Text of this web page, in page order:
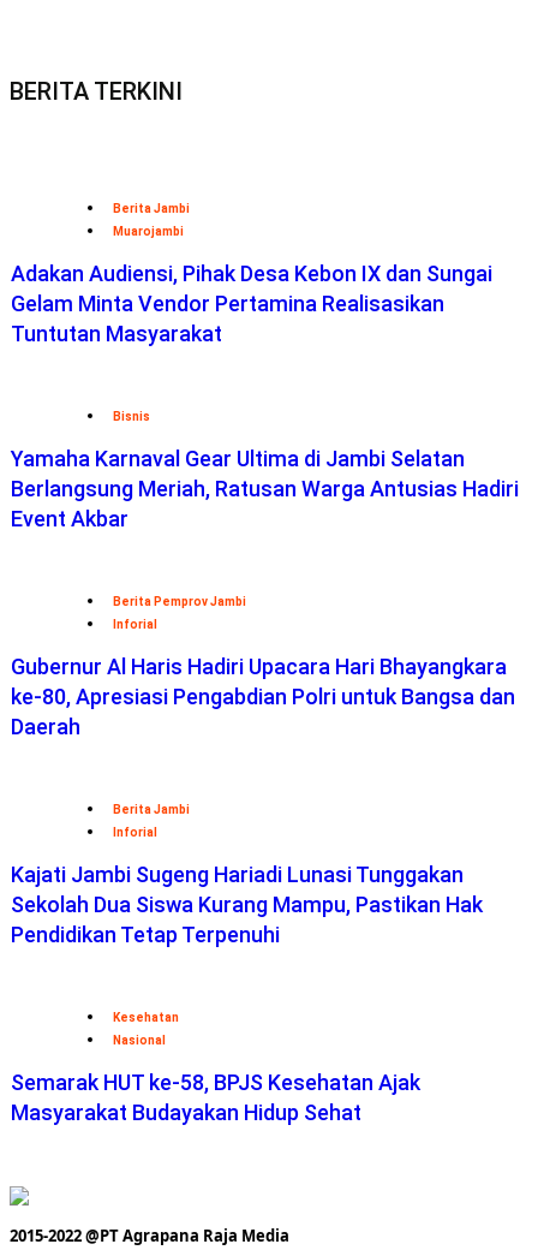
BERITA TERKINI
Berita Jambi
Muarojambi
Adakan Audiensi, Pihak Desa Kebon IX dan Sungai
Gelam Minta Vendor Pertamina Realisasikan
Tuntutan Masyarakat
Bisnis
Yamaha Karnaval Gear Ultima di Jambi Selatan
Berlangsung Meriah, Ratusan Warga Antusias Hadiri
Event Akbar
Berita Pemprov Jambi
Inforial
Gubernur Al Haris Hadiri Upacara Hari Bhayangkara
ke-80, Apresiasi Pengabdian Polri untuk Bangsa dan
Daerah
Berita Jambi
Inforial
Kajati Jambi Sugeng Hariadi Lunasi Tunggakan
Sekolah Dua Siswa Kurang Mampu, Pastikan Hak
Pendidikan Tetap Terpenuhi
Kesehatan
Nasional
Semarak HUT ke-58, BPJS Kesehatan Ajak
Masyarakat Budayakan Hidup Sehat
2015-2022 @PT Agrapana Raja Media